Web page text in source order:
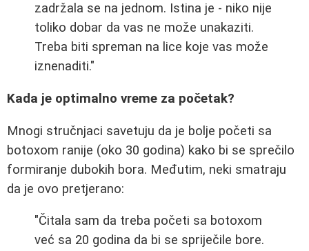
zadržala se na jednom. Istina je - niko nije
toliko dobar da vas ne može unakaziti.
Treba biti spreman na lice koje vas može
iznenaditi."
Kada je optimalno vreme za početak?
Mnogi stručnjaci savetuju da je bolje početi sa
botoxom ranije (oko 30 godina) kako bi se sprečilo
formiranje dubokih bora. Međutim, neki smatraju
da je ovo pretjerano:
"Čitala sam da treba početi sa botoxom
već sa 20 godina da bi se spriječile bore.